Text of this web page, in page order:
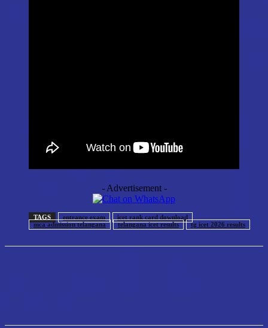
- Advertisement -
TAGS entrance exam
icet rank card download
mca admission telangana
telangana icet results tg icet 2026 results